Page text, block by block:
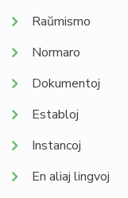
Raŭmismo
Normaro
Dokumentoj
Establoj
Instancoj
En aliaj lingvoj